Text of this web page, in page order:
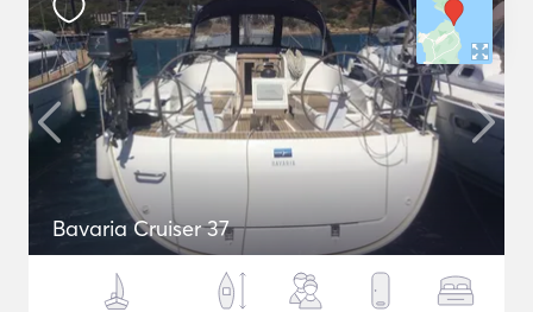
Bavaria Cruiser 37